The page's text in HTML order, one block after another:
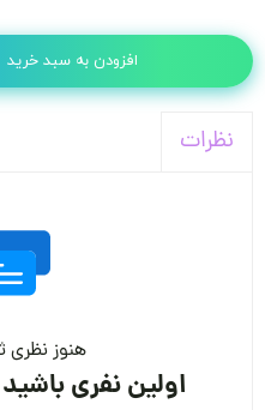
افزودن به سبد خرید
نظرات
هنوز
اولین نفری